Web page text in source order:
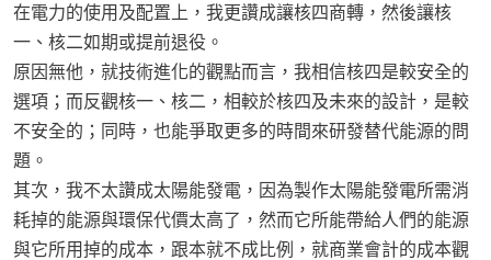
在電力的使用及配置上，我更讚成讓核四商轉，然後讓核
一、核二如期或提前退役。
原因無他，就技術進化的觀點而言，我相信核四是較安全的
選項；而反觀核一、核二，相較於核四及未來的設計，是較
不安全的；同時，也能爭取更多的時間來研發替代能源的問
題。
其次，我不太讚成太陽能發電，因為製作太陽能發電所需消
耗掉的能源與環保代價太高了，然而它所能帶給人們的能源
與它所用掉的成本，跟本就不成比例，就商業會計的成本觀